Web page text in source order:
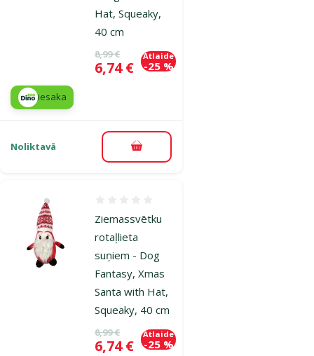
Hat, Squeaky,
40 cm
Oriģinālā cena
8,99 €
Cena
6,74 €
Atlaide
-25 %
iesaka
Noliktavā Pievienot grozam
Ziemassvētku
rotaļlieta
suņiem - Dog
Fantasy, Xmas
Santa with Hat,
Squeaky, 40 cm
Oriģinālā cena
8,99 €
Cena
6,74 €
Atlaide
-25 %